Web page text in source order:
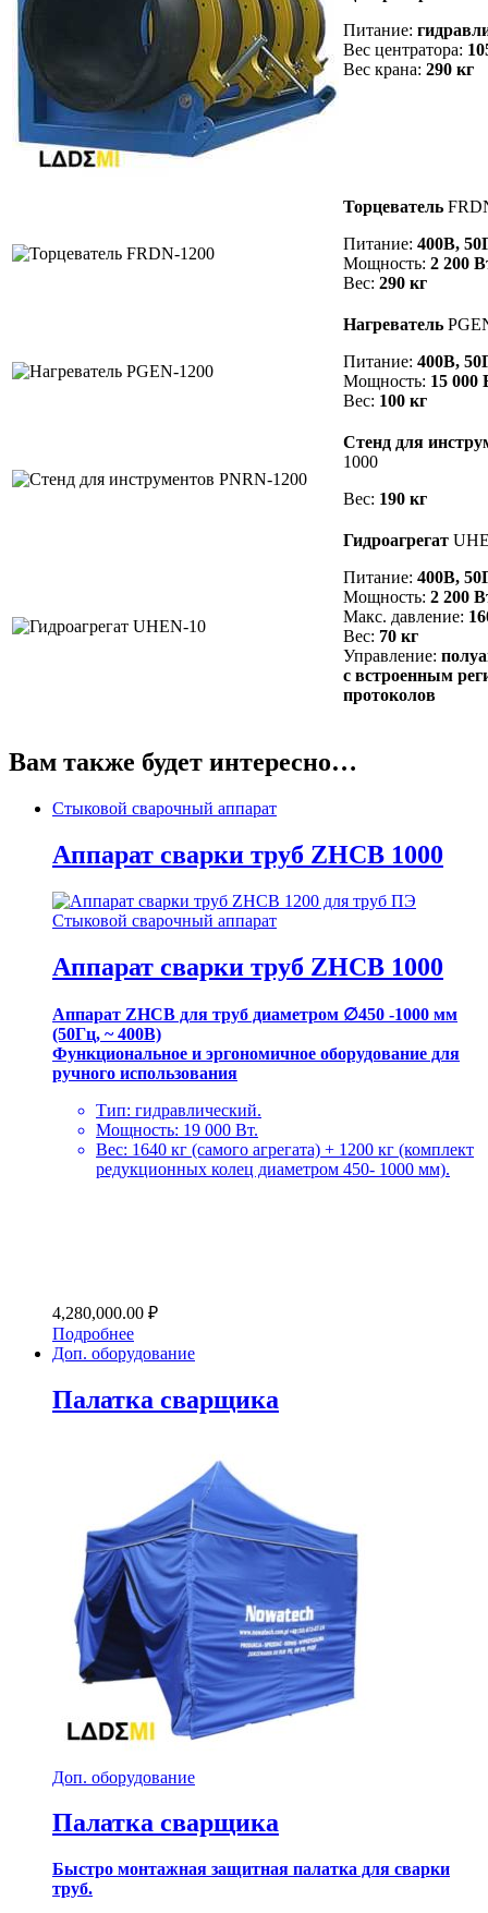
Питание:
Вес центратора:
Вес крана: 290 кг
Торцеватель
Питание: 400В,
Мощность: 2 200
Вес: 290 кг
Нагреватель
Питание: 400В,
Мощность: 15 000
Вес: 100 кг
Стенд для
1000
Вес: 190 кг
Гидроагрегат
Питание: 400В,
Мощность: 2 200
Макс. давление:
Вес: 70 кг
Управление:
с встроенным
протоколов
Вам также будет интересно…
Стыковой сварочный аппарат
Аппарат сварки труб ZHCB 1000
Стыковой сварочный аппарат
Аппарат сварки труб ZHCB 1000
Аппарат ZHCB для труб диаметром ∅450 -1000 мм
(50Гц, ~ 400В)
Функциональное и эргономичное оборудование для
ручного использования
Тип: гидравлический.
Мощность: 19 000 Вт.
Вес: 1640 кг (самого агрегата) + 1200 кг (комплект
редукционных колец диаметром 450- 1000 мм).
4,280,000.00 ₽
Подробнее
Доп. оборудование
Палатка сварщика
Доп. оборудование
Палатка сварщика
Быстро монтажная защитная палатка для сварки
труб.